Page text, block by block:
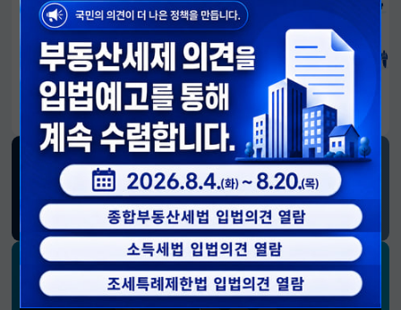
알림판
국민이 만든 대전환의 길-회복과 도약, 모두의 1년
재정경제부 SNS 소식
블로그페이스북트위터(X)유튜브인스타그램
소통하는 경제 리더 구윤철 장관의
SNS 채널